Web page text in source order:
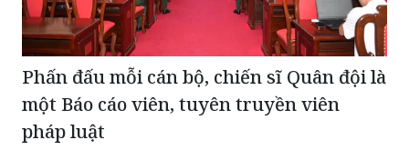
Phấn đấu mỗi cán bộ, chiến sĩ Quân đội là
một Báo cáo viên, tuyên truyền viên
pháp luật